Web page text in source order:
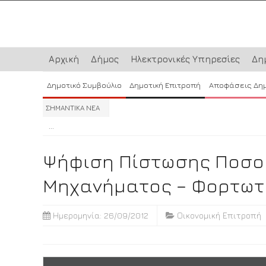
Αρχική Δήμος Ηλεκτρονικές Υπηρεσίες
Δημοτικό Συμβούλιο Δημοτική Επιτροπή Αποφάσεις
ΣΗΜΑΝΤΙΚΑ ΝΕΑ
...
Ψήφιση Πίστωσης
Μηχανήματος –
Ημερομηνία: 26/09/2012 Οικονομική Επιτροπή